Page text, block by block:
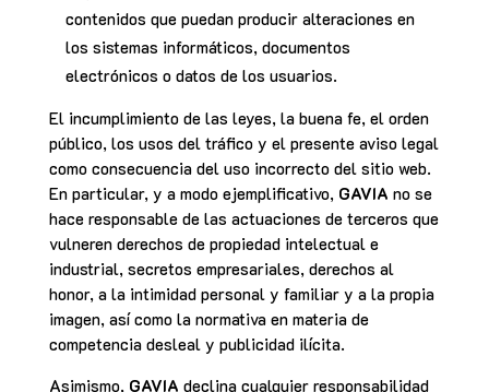
contenidos que puedan producir alteraciones en
los sistemas informáticos, documentos
electrónicos o datos de los usuarios.
El incumplimiento de las leyes, la buena fe, el orden
público, los usos del tráfico y el presente aviso legal
como consecuencia del uso incorrecto del sitio web.
En particular, y a modo ejemplificativo, GAVIA no se
hace responsable de las actuaciones de terceros que
vulneren derechos de propiedad intelectual e
industrial, secretos empresariales, derechos al
honor, a la intimidad personal y familiar y a la propia
imagen, así como la normativa en materia de
competencia desleal y publicidad ilícita.
Asimismo, GAVIA declina cualquier responsabilidad